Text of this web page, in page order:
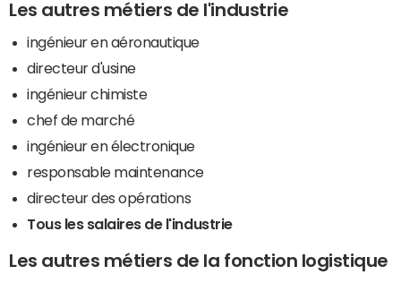
Les autres métiers de l'industrie
ingénieur en aéronautique
directeur d'usine
ingénieur chimiste
chef de marché
ingénieur en électronique
responsable maintenance
directeur des opérations
Tous les salaires de l'industrie
Les autres métiers de la fonction logistique